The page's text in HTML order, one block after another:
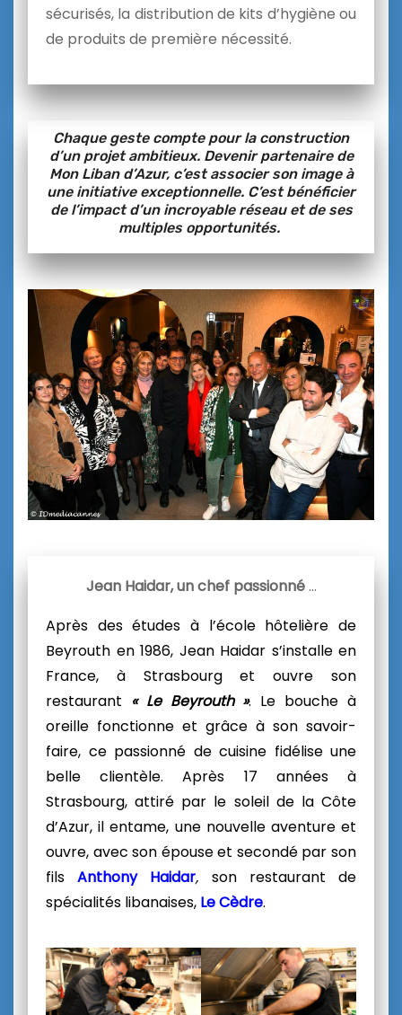
sécurisés, la distribution de kits d’hygiène ou
de produits de première nécessité.
Chaque geste compte pour la construction
d’un projet ambitieux. Devenir partenaire de
Mon Liban d’Azur, c’est associer son image à
une initiative exceptionnelle. C’est bénéficier
de l’impact d’un incroyable réseau et de ses
multiples opportunités.
Jean Haidar, un chef passionné…
Après des études à l’école hôtelière de
Beyrouth en 1986, Jean Haidar s’installe en
France, à Strasbourg et ouvre son
restaurant « Le Beyrouth ». Le bouche à
oreille fonctionne et grâce à son savoir-
faire, ce passionné de cuisine fidélise une
belle clientèle. Après 17 années à
Strasbourg, attiré par le soleil de la Côte
d’Azur, il entame, une nouvelle aventure et
ouvre, avec son épouse et secondé par son
filsAnthony Haidar, son restaurant de
spécialités libanaises, Le Cèdre.